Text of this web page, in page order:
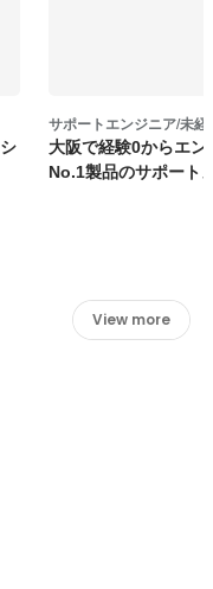
サポートエンジニア/未
大阪で経験0からエ
No.1製品のサポート
View more